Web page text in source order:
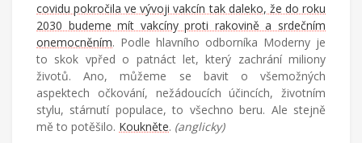
covidu pokročila ve vývoji vakcín tak daleko, že do roku
2030 budeme mít vakcíny proti rakovině a srdečním
onemocněním. Podle hlavního odborníka Moderny je
to skok vpřed o patnáct let, který zachrání miliony
životů. Ano, můžeme se bavit o všemožných
aspektech očkování, nežádoucích účincích, životním
stylu, stárnutí populace, to všechno beru. Ale stejně
mě to potěšilo. Koukněte. (anglicky)